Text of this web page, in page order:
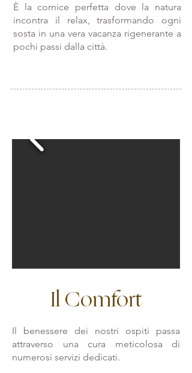
È la cornice perfetta dove la natura
incontra il relax, trasformando ogni
sosta in una vera vacanza rigenerante a
pochi passi dalla città.
Il Comfort
Il benessere dei nostri ospiti passa
attraverso una cura meticolosa di
numerosi servizi dedicati.